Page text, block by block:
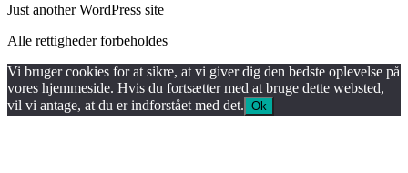
Just another WordPress site
Alle rettigheder forbeholdes
Vi bruger cookies for at sikre, at vi giver dig den bedste oplevelse på
vores hjemmeside. Hvis du fortsætter med at bruge dette websted,
vil vi antage, at du er indforstået med det. Ok